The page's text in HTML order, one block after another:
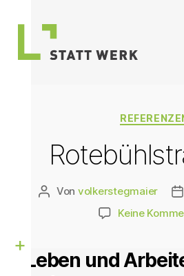
Beitragsautor
Von volkerstegmaier
Keine
Leben und